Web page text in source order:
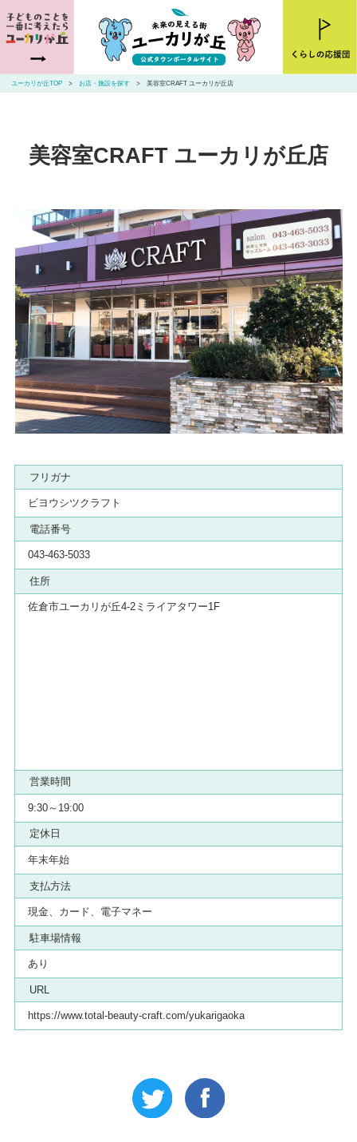
ユーカリが丘とは
ニュース
住まいを探す
山万ユーカリが丘線・こあらバス
お問い合わせ
ユーカリが丘TOP お店・施設を探す 美容室CRAFT ユーカリが丘店
美容室CRAFT ユーカリが丘店
フリガナ
ビヨウシツクラフト
電話番号
043-463-5033
住所
佐倉市ユーカリが丘4-2ミライアタワー1F
営業時間
9:30～19:00
定休日
年末年始
支払方法
現金、カード、電子マネー
駐車場情報
あり
URL
https://www.total-beauty-craft.com/yukarigaoka